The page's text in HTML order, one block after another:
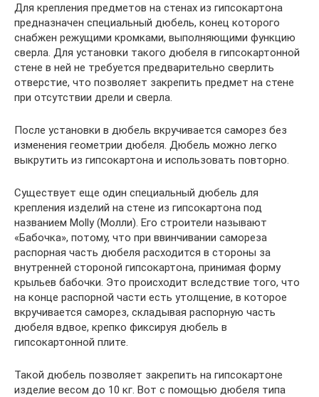
Для крепления предметов на стенах из гипсокартона
предназначен специальный дюбель, конец которого
снабжен режущими кромками, выполняющими функцию
сверла. Для установки такого дюбеля в гипсокартонной
стене в ней не требуется предварительно сверлить
отверстие, что позволяет закрепить предмет на стене
при отсутствии дрели и сверла.
После установки в дюбель вкручивается саморез без
изменения геометрии дюбеля. Дюбель можно легко
выкрутить из гипсокартона и использовать повторно.
Существует еще один специальный дюбель для
крепления изделий на стене из гипсокартона под
названием Molly (Молли). Его строители называют
«Бабочка», потому, что при ввинчивании самореза
распорная часть дюбеля расходится в стороны за
внутренней стороной гипсокартона, принимая форму
крыльев бабочки. Это происходит вследствие того, что
на конце распорной части есть утолщение, в которое
вкручивается саморез, складывая распорную часть
дюбеля вдвое, крепко фиксируя дюбель в
гипсокартонной плите.
Такой дюбель позволяет закрепить на гипсокартоне
изделие весом до 10 кг. Вот с помощью дюбеля типа